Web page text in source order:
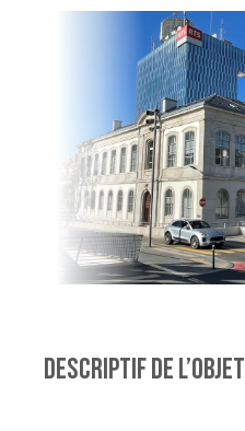
DESCRIPTIF DE L’OBJET